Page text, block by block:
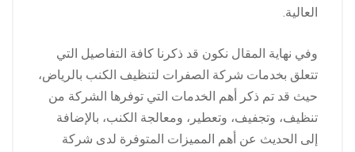
العالية.
وفي نهاية المقال نكون قد ذكرنا كافة التفاصيل التي
تتعلق بخدمات شركة الصفرات لتنظيف الكنب بالرياض،
حيث قد تم ذكر أهم الخدمات التي توفرها الشركة من
تنظيف، وتجفيف، وتعطير، ومعالجة الكنب، بالإضافة
إلى الحديث عن أهم المميزات المتوفرة لدى شركة